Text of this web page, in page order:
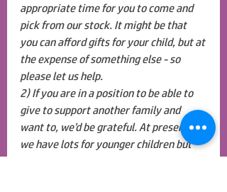
appropriate time for you to come and
pick from our stock. It might be that
you can afford gifts for your child, but at
the expense of something else - so
please let us help.
2) If you are in a position to be able to
give to support another family and
want to, we’d be grateful. At present,
we have lots for younger children but